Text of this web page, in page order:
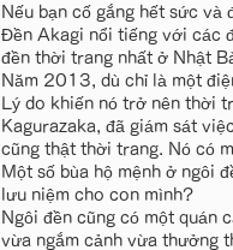
Nếu bạn cố gắng hết sức và
Đền Akagi nổi tiếng với các
đền thời trang nhất ở Nhật
Năm 2013, dù chỉ là một
Lý do khiến nó trở nên thời
Kagurazaka, đã giám sát
cũng thật thời trang. Nó có
Một số bùa hộ mệnh ở ngôi
lưu niệm cho con mình?
Ngôi đền cũng có một quán
vừa ngắm cảnh vừa thưởng